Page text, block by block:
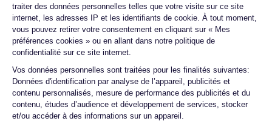
traiter des données personnelles telles que votre visite sur ce site
internet, les adresses IP et les identifiants de cookie. À tout moment,
vous pouvez retirer votre consentement en cliquant sur « Mes
préférences cookies » ou en allant dans notre politique de
confidentialité sur ce site internet.
Vos données personnelles sont traitées pour les finalités suivantes:
Données d'identification par analyse de l’appareil, publicités et
contenu personnalisés, mesure de performance des publicités et du
contenu, études d’audience et développement de services, stocker
et/ou accéder à des informations sur un appareil.
Axeptio consent
Réseau mobile
5G
Débloqué
Oui, tous opérateurs
Pour découvrir en détail les caractéristiques de ce smartphone,
Comment demander un retour ?
Comment contacter le service client ?
Quelle est la différence entre une Carte
SIM et une eSIM ?
Comment activer une eSIM ?
Proposez-vous une assurance en cas de
casse due à des chocs ou à des chutes ?